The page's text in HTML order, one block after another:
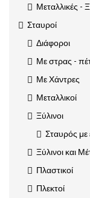
Μεταλλικές -
Σταυροί
Διάφοροι
Με στρας -
Με Χάντρες
Μεταλλικοί
Ξύλινοι
Σταυρός με
Ξύλινοι και
Πλαστικοί
Πλεκτοί